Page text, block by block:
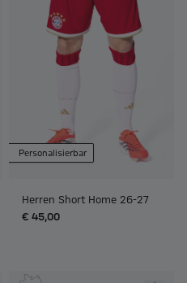
Personalisierbar
Herren Short Home 26-27
€ 45,00